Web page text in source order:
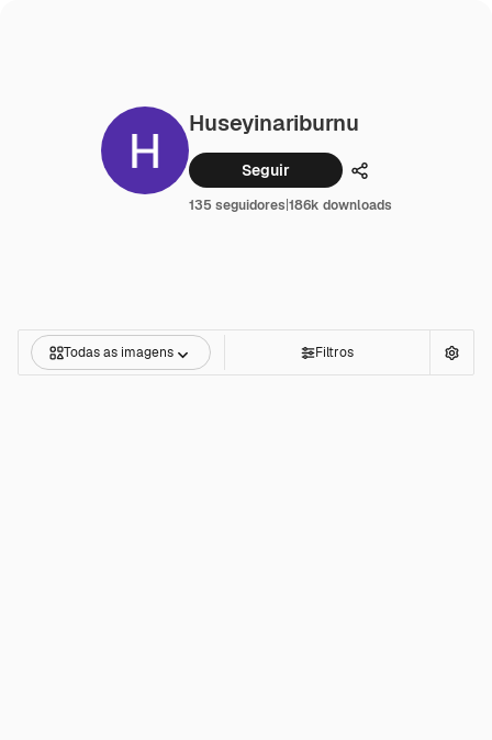
Huseyinariburnu
Seguir Compartilhar
135 seguidores|186k downloads
Todas as imagens Filtros